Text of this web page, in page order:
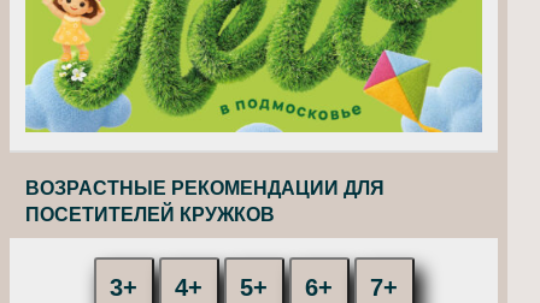
ВОЗРАСТНЫЕ РЕКОМЕНДАЦИИ ДЛЯ
ПОСЕТИТЕЛЕЙ КРУЖКОВ
3+ 4+ 5+ 6+ 7+